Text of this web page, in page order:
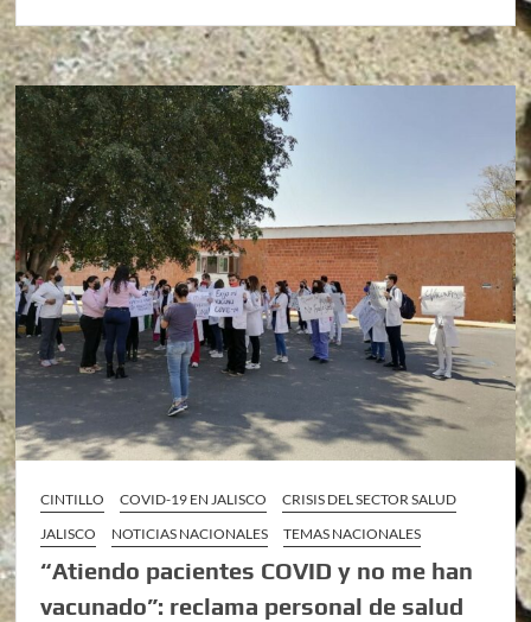
CINTILLO COVID-19 EN JALISCO
CRISIS DEL SECTOR SALUD
JALISCO
NOTICIAS NACIONALES TEMAS NACIONALES
“Atiendo pacientes COVID y no me han
vacunado”: reclama personal de salud